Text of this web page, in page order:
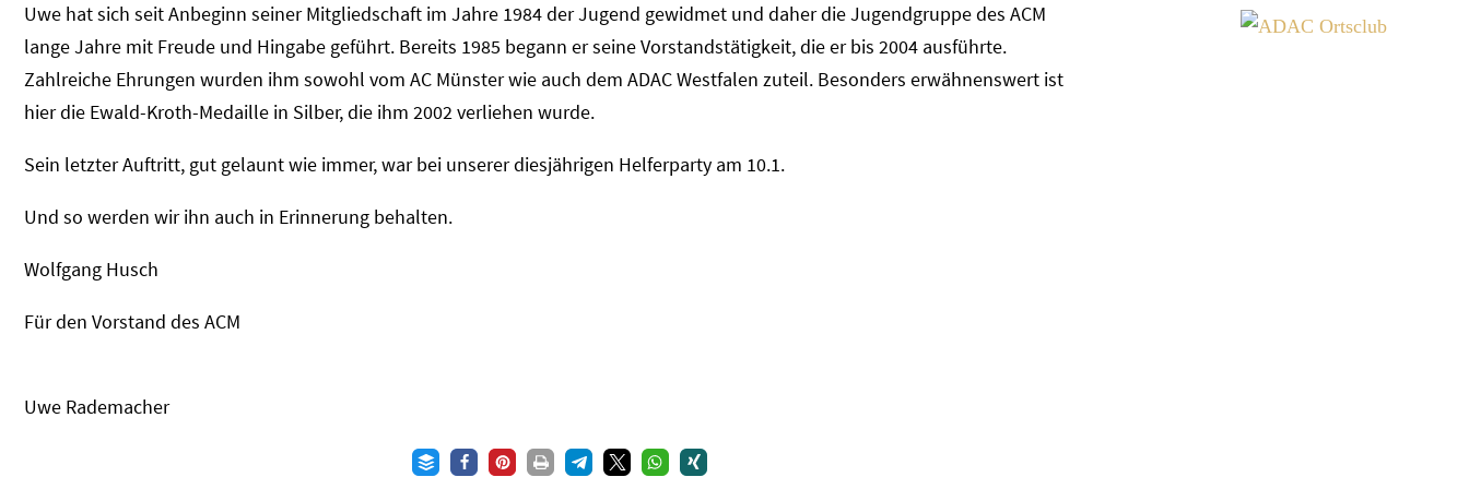
Uwe hat sich seit Anbeginn seiner Mitgliedschaft im Jahre 1984 der Jugend gewidmet und daher die Jugendgruppe des ACM
lange Jahre mit Freude und Hingabe geführt. Bereits 1985 begann er seine Vorstandstätigkeit, die er bis 2004 ausführte.
Zahlreiche Ehrungen wurden ihm sowohl vom AC Münster wie auch dem ADAC Westfalen zuteil. Besonders erwähnenswert ist
hier die Ewald-Kroth-Medaille in Silber, die ihm 2002 verliehen wurde.
Sein letzter Auftritt, gut gelaunt wie immer, war bei unserer diesjährigen Helferparty am 10.1.
Und so werden wir ihn auch in Erinnerung behalten.
Wolfgang Husch
Für den Vorstand des ACM
Uwe Rademacher